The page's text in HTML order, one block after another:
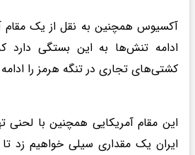
آکسیوس همچنین به نقل از یک مقام
ادامه تنش‌ها به این بستگی دارد
کشتی‌های تجاری در تنگه هرمز را
این مقام آمریکایی همچنین با لحنی
ایران یک مقداری سیلی خواهیم زد